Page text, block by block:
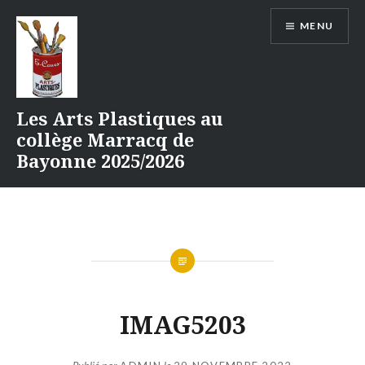
contenu
Les Arts Plastiques au
collège Marracq de
Bayonne 2025/2026
MENU
IMAG5203